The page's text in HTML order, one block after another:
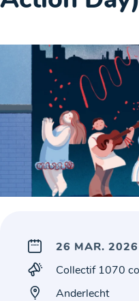
26 MAR. 2026
Collectif 1070
Anderlecht